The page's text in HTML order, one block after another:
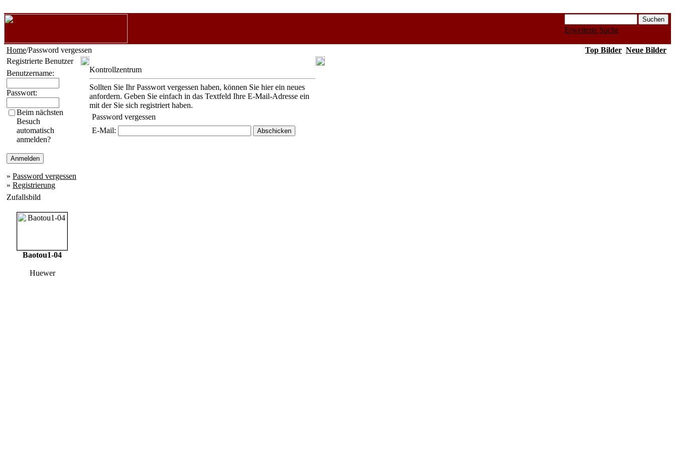
Erweiterte Suche
Home/Password vergessen Top Bilder Neue Bilder
Registrierte Benutzer
Benutzername:
Passwort:
Beim nächsten
Besuch
automatisch
anmelden?
» Password vergessen
» Registrierung
Zufallsbild
Baotou1-04
Huewer
Kontrollzentrum
Sollten Sie Ihr Passwort vergessen haben, können Sie hier ein neues
anfordern. Geben Sie einfach in das Textfeld Ihre E-Mail-Adresse ein
mit der Sie sich registriert haben.
Password vergessen
E-Mail: